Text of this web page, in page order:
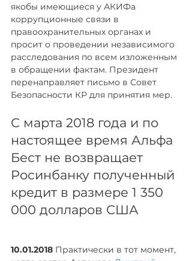
якобы имеющиеся у АКИФа
коррупционные связи в
правоохранительных органах и
просит о проведении независимого
расследования по всем изложенным
в обращении фактам. Президент
перенаправляет письмо в Совет
Безопасности КР для принятия мер.
С марта 2018 года и по
настоящее время Альфа
Бест не возвращает
Росинбанку полученный
кредит в размере 1 350
000 долларов США
10.01.2018 Практически в тот момент,